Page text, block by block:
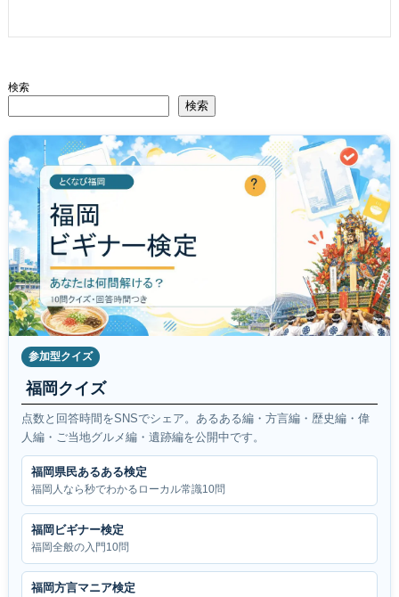
検索
検索
参加型クイズ
福岡クイズ
点数と回答時間をSNSでシェア。あるある編・方言編・歴史編・偉
人編・ご当地グルメ編・遺跡編を公開中です。
福岡県民あるある検定
福岡人なら秒でわかるローカル常識10問
福岡ビギナー検定
福岡全般の入門10問
福岡方言マニア検定